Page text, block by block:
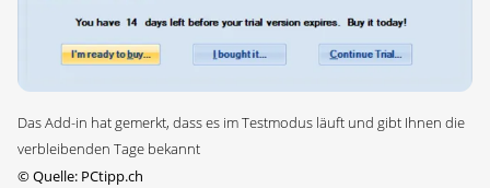
Das Add-in hat gemerkt, dass es im Testmodus läuft und gibt Ihnen die
verbleibenden Tage bekannt
©Quelle: PCtipp.ch